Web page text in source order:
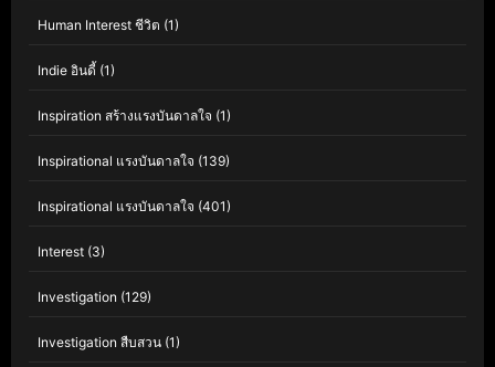
Human Interest ชีวิต (1)
Indie อินดี้ (1)
Inspiration สร้างแรงบันดาลใจ (1)
Inspirational แรงบันดาลใจ (139)
Inspirational แรงบันดาลใจ (401)
Interest (3)
Investigation (129)
Investigation สืบสวน (1)